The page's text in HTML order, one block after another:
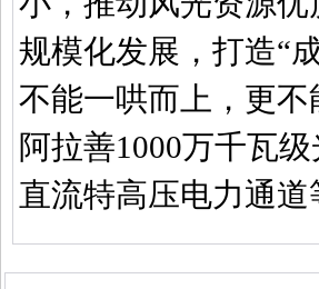
规模化发展，打造“
不能一哄而上，更
阿拉善1000万千瓦
直流特高压电力通